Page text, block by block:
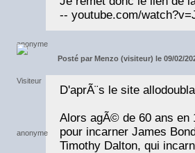
-- youtube.com/
Posté par Menzo (visiteur) le 09/02/
D'aprÃ¨s le site
Alors agÃ© de 60 ans en
pour incarner James
Timothy Dalton, qui